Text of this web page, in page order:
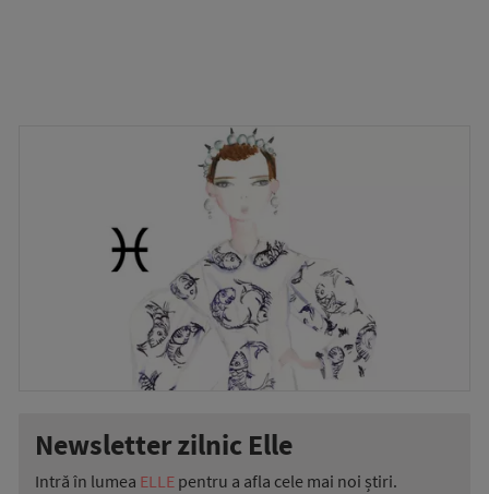
Newsletter zilnic Elle
Intră în lumea ELLE pentru a afla cele mai noi știri.